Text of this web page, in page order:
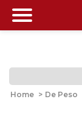
Home > De Peso